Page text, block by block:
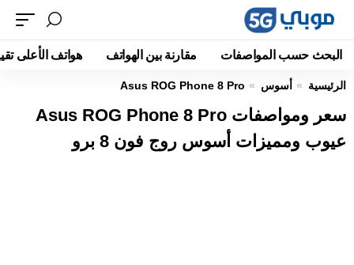
البحث حسب المواصفات مقارنة بين الهواتف هواتف الأعلى
الرئيسية أسوس Asus ROG Phone 8 Pro
سعر ومواصفات Asus ROG Phone 8 Pro
عيوب ومميزات أسوس روج فون 8 برو